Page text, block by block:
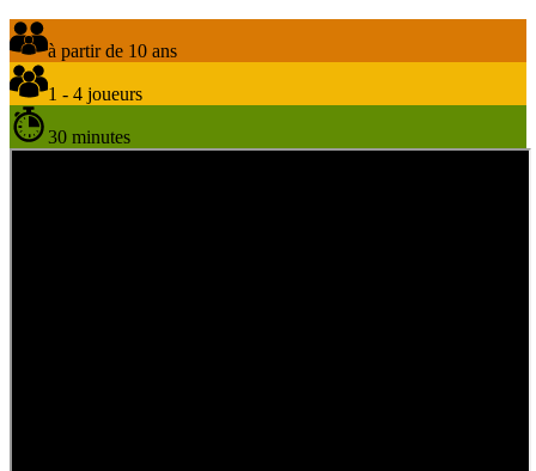
à partir de 10 ans
1 - 4 joueurs
30 minutes